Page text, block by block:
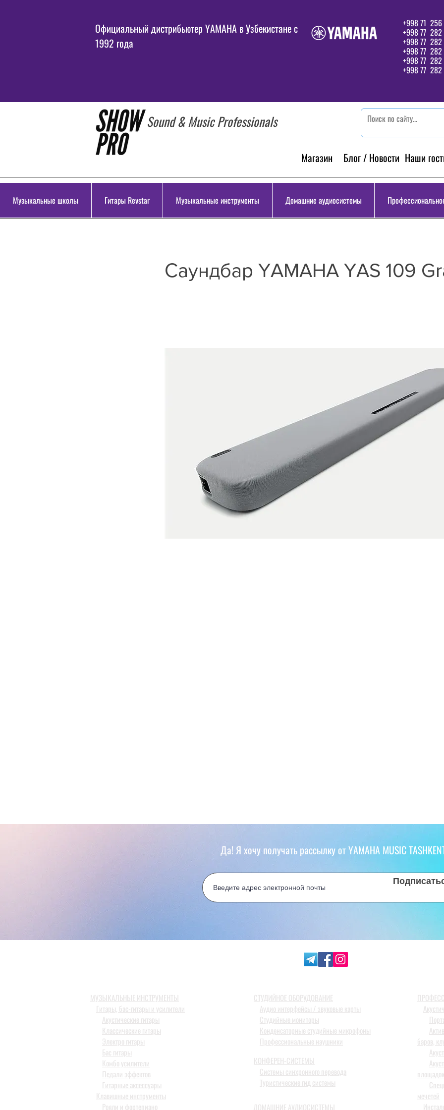
Официальный дистрибьютер YAMAHA в Узбекистане c
1992 года
+998 71
+998 77 282
+998 77
+998 77
+998 77
+998 77
Sound & Music Professionals
Магазин Блог / Новости Наши
Музыкальные школы Гитары Revstar Музыкальные инструменты Домашние аудиосистемы
Саундбар YAMAHA YAS 109
Да! Я хочу получать рассылку от YAMAHA MUSIC
МУЗЫКАЛЬНЫЕ ИНСТРУМЕНТЫ
Гитары, бас-гитары и усилители
Акустические гитары
Классические гитары
Электро гитары
Бас гитары
Комбо усилители
Педали эффектов
Гитарные аксессуары
Клавишные инструменты
Рояли и фортепиано
СТУДИЙНОЕ ОБОРУДОВАНИЕ
Аудио интерфейсы / звуковые карты
Студийные мониторы
Конденсаторные студийные микрофоны
Профессиональные наушники
КОНФЕРЕН-СИСТЕМЫ
Системы синхронного перевода
Туристические гид системы
ДОМАШНИЕ АУДИОСИСТЕМЫ
баров,
площадок
мечетей